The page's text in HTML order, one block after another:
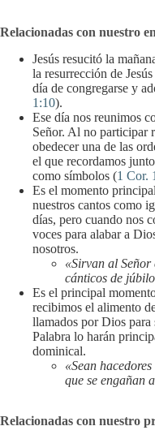
Relacionadas con nuestro
Jesús resucitó la
la resurrección de
día de congregarse y
1:10).
Ese día nos reunimos
Señor. Al no participar
obedecer una de las
el que recordamos
como símbolos (1 Cor.
Es el momento
nuestros cantos como
días, pero cuando nos
voces para alabar a
nosotros.
«Sirvan al
cánticos de
Es el principal
recibimos el alimento
llamados por Dios
Palabra lo harán
dominical.
«Sean
que se engañan
Relacionadas con nuestro